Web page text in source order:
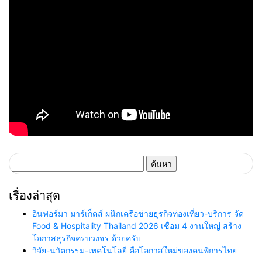
สำหรับ:
เรื่องล่าสุด
อินฟอร์มา มาร์เก็ตส์ ผนึกเครือข่ายธุรกิจท่องเที่ยว-บริการ จัด
Food & Hospitality Thailand 2026 เชื่อม 4 งานใหญ่ สร้าง
โอกาสธุรกิจครบวงจร ด้วยครับ
วิจัย-นวัตกรรม-เทคโนโลยี คือโอกาสใหม่ของคนพิการไทย